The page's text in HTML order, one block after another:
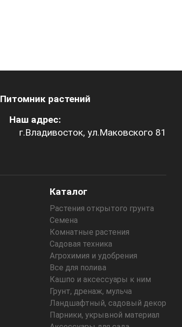
Питомник растений
Наш адрес:
г.Владивосток, ул.Маковского 81
Каталог
Растения открытого грунта
Семена
Комнатные растения
Садовая техника
Агрохимия и удобрения
Все для полива
Кашпо и аксессуары к ним
Грунт, дренаж, мульча
Ландшафтный, садовый декор
Парники, укрывной материал